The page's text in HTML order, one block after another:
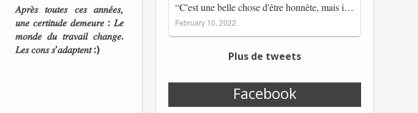
“C'est une belle chose d'être honnête, mais il est également important d'avoir raison.” Winston Churchill Réplico…
February 10, 2022
Plus de tweets
Facebook
𝐴𝑝𝑟𝑒̀𝑠 𝑡𝑜𝑢𝑡𝑒𝑠 𝑐𝑒𝑠 𝑎𝑛𝑛𝑒́𝑒𝑠,
𝑢𝑛𝑒 𝑐𝑒𝑟𝑡𝑖𝑡𝑢𝑑𝑒 𝑑𝑒𝑚𝑒𝑢𝑟𝑒 : 𝐿𝑒
𝑚𝑜𝑛𝑑𝑒 𝑑𝑢 𝑡𝑟𝑎𝑣𝑎𝑖𝑙 𝑐ℎ𝑎𝑛𝑔𝑒.
𝐿𝑒𝑠 𝑐𝑜𝑛𝑠 𝑠'𝑎𝑑𝑎𝑝𝑡𝑒𝑛𝑡 :)